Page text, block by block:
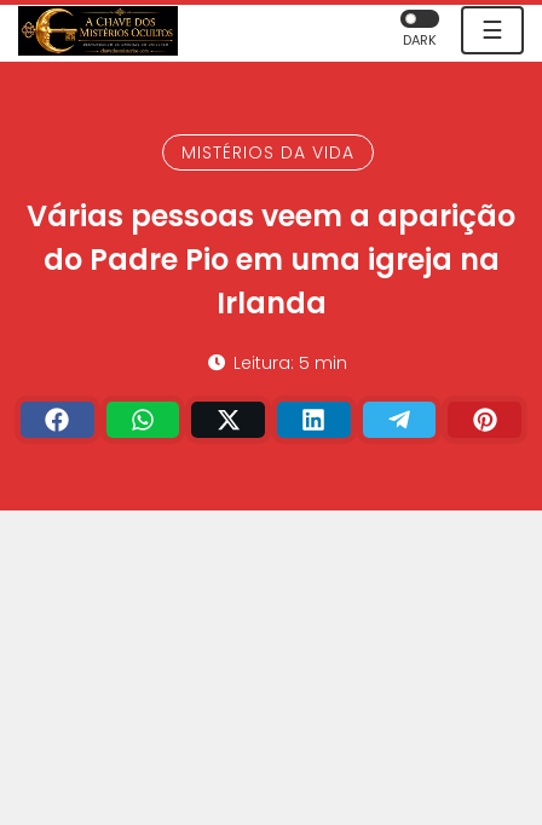
☰
DARK
MISTÉRIOS DA VIDA
Várias pessoas veem a aparição
do Padre Pio em uma igreja na
Irlanda
Leitura: 5 min